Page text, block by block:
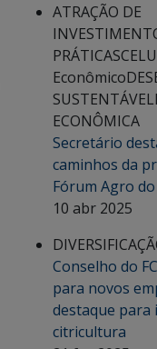
ATRAÇÃO DE
PRÁTICAS
Econômico
SUSTENTÁVEL
ECONÔMICA
Secretário
caminhos da
Fórum Agro
10 abr 2025
Conselho do
para novos
destaque para
citricultura